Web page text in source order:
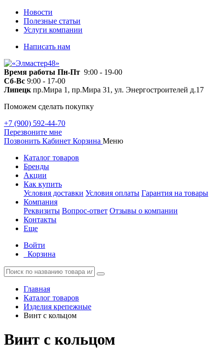
Новости
Полезные статьи
Услуги компании
Написать нам
Время работы Пн-Пт 9:00 - 19-00
Сб-Вс 9:00 - 17-00
Липецк пр.Мира 1, пр.Мира 31, ул. Энергостроителей д.17
Поможем сделать покупку
+7 (900) 592-44-70
Перезвоните мне
Позвонить Кабинет Корзина Меню
Каталог товаров
Бренды
Акции
Как купить
Условия доставки Условия оплаты Гарантия на товары
Компания
Реквизиты Вопрос-ответ Отзывы о компании
Контакты
Еще
Войти
Корзина
Главная
Каталог товаров
Изделия крепежные
Винт с кольцом
Винт с кольцом